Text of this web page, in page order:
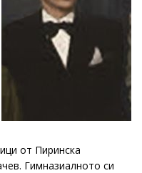
от Пиринска
Гимназиалното си